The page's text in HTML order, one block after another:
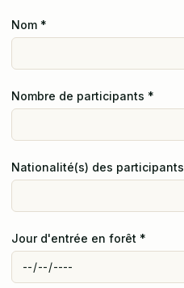
Nom *
Nombre de participants *
Nationalité(s) des participants
Jour d'entrée en forêt *